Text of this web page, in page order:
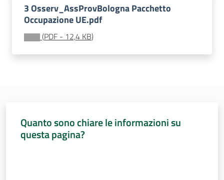
europee
Menu selezionato
Notizie
Assemblea
3 Osserv_AssProvBologna Pacchetto
Occupazione UE.pdf
(PDF - 12,4 KB)
Quanto sono chiare le informazioni su
questa pagina?